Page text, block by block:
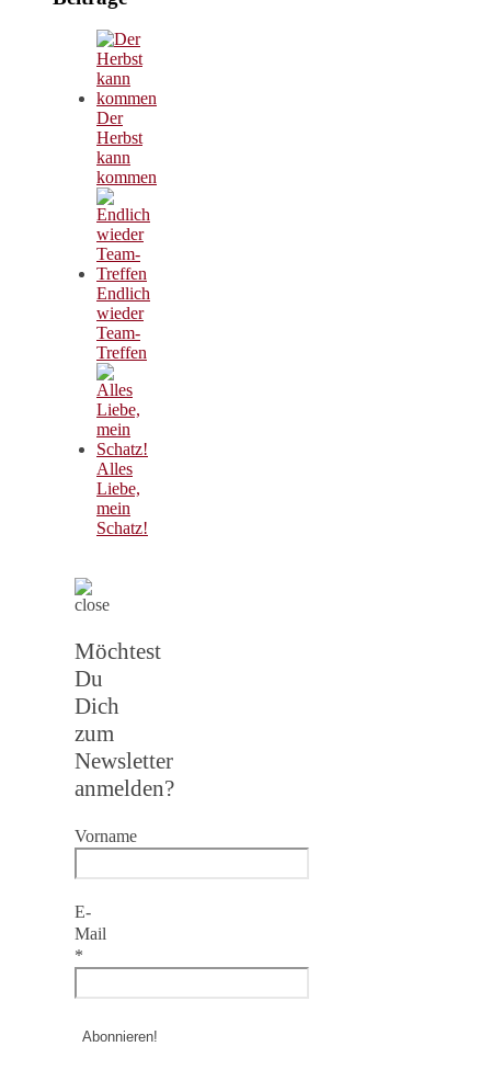
Der
Herbst
kann
kommen
Endlich
wieder
Team-
Treffen
Alles
Liebe,
mein
Schatz!
Möchtest
Du
Dich
zum
Newsletter
anmelden?
Vorname
E-
Mail
*